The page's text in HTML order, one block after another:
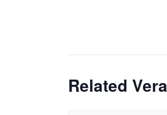
Related